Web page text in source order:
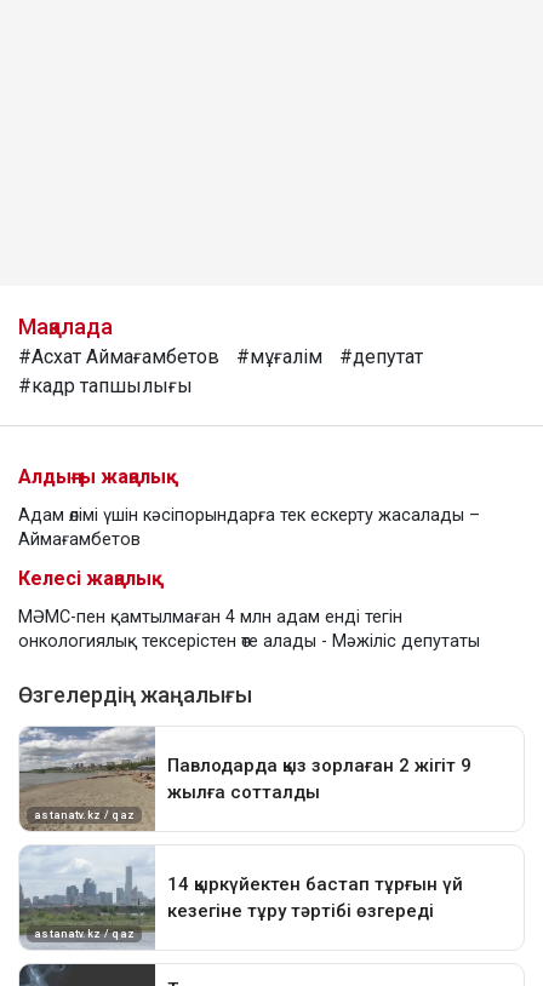
Мақалада
#Асхат Аймағамбетов #мұғалім
#депутат
#кадр тапшылығы
Алдыңғы жаңалық
Адам өлімі үшін кәсіпорындарға тек ескерту жасалады –
Аймағамбетов
Келесі жаңалық
МӘМС-пен қамтылмаған 4 млн адам енді тегін
онкологиялық тексерістен өте алады - Мәжіліс депутаты